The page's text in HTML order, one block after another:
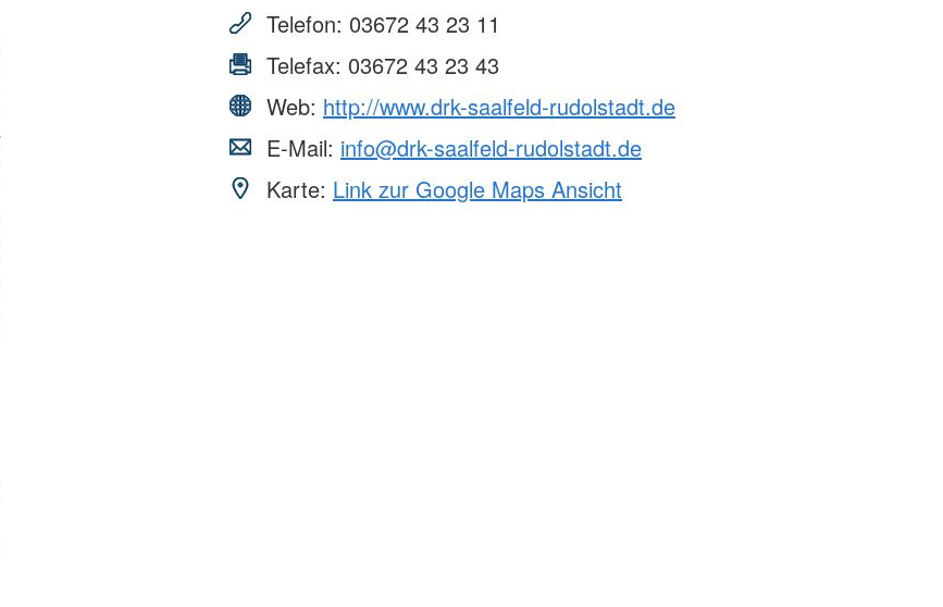
Telefon: 03672 43 23 11
Telefax: 03672 43 23 43
Web: http://www.drk-saalfeld-rudolstadt.de
E-Mail: info@drk-saalfeld-rudolstadt.de
Karte: Link zur Google Maps Ansicht